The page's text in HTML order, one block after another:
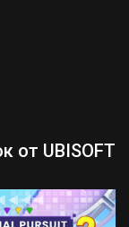
от UBISOFT